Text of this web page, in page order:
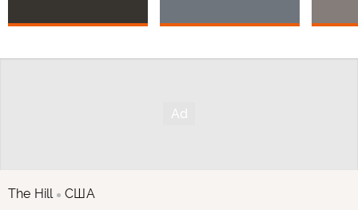
The Hill США